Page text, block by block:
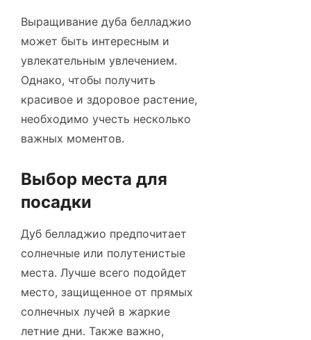
Выращивание дуба белладжио
может быть интересным и
увлекательным увлечением.
Однако, чтобы получить
красивое и здоровое растение,
необходимо учесть несколько
важных моментов.
Выбор места для
посадки
Дуб белладжио предпочитает
солнечные или полутенистые
места. Лучше всего подойдет
место, защищенное от прямых
солнечных лучей в жаркие
летние дни. Также важно,